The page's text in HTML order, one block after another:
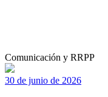
Comunicación y RRPP
30 de junio de 2026